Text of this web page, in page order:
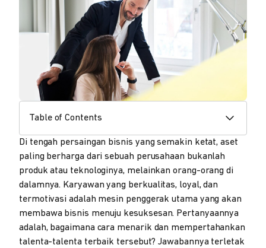
Table of Contents
Di tengah persaingan bisnis yang semakin ketat, aset
paling berharga dari sebuah perusahaan bukanlah
produk atau teknologinya, melainkan orang-orang di
dalamnya. Karyawan yang berkualitas, loyal, dan
termotivasi adalah mesin penggerak utama yang akan
membawa bisnis menuju kesuksesan. Pertanyaannya
adalah, bagaimana cara menarik dan mempertahankan
talenta-talenta terbaik tersebut? Jawabannya terletak